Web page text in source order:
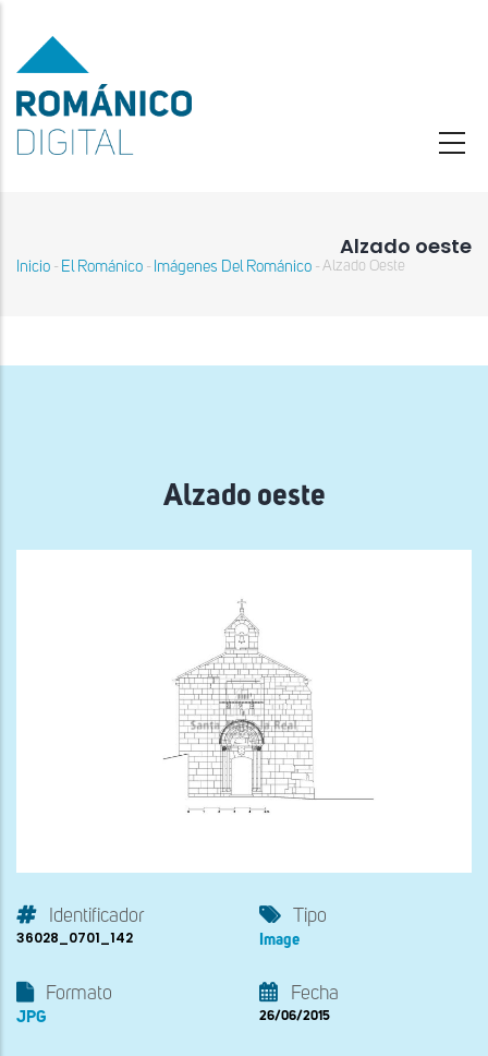
contenido
principal
Alzado oeste
Sobrescribir
navegación
Inicio - El Románico - Imágenes Del Románico - Alzado Oeste
Alzado oeste
Identificador
36028_0701_142
Tipo
Image
Formato
JPG
Fecha
26/06/2015